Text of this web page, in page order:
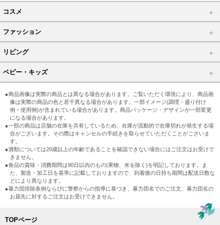
コスメ
ファッション
リビング
ベビー・キッズ
●商品画像は実際の商品とは異なる場合があります。ご覧いただく環境により、商品画
像は実際の商品の色と若干異なる場合があります。一部イメージ(調理・盛り付け
例・使用例)が含まれている場合があります。商品パッケージ・デザインが一部変更
になる場合があります。
●一部の商品は店舗の在庫を共有しているため、在庫が流動的で在庫切れが発生する場
合がございます。その際はキャンセルの手続きを取らせていただくことがございま
す。
●酒類については20歳以上の年齢であることを確認できない場合にはご注文はお受けで
きません。
●食品の賞味・消費期間は90日以内のもの(果物、米を除く)を明記しております。ま
た、製造・加工日を基準に記載しておりますので、到着後の日持ち期間は配送日数な
どにより異なります。
●暴力団排除条例ならびに警察からの指導に基づき、暴力団名でのご注文、暴力団名の
お届先に対するご注文はお受けできません。
TOPページ